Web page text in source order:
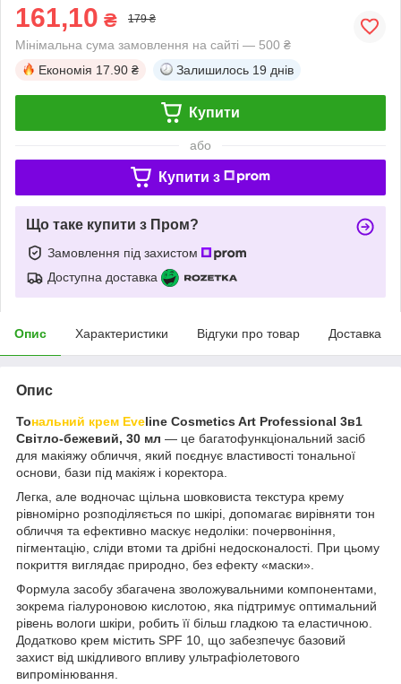
161,10 ₴ 179 ₴
Мінімальна сума замовлення на сайті — 500 ₴
Економія 17.90 ₴ Залишилось 19 днів
Купити
або
Купити з
Що таке купити з Пром?
Замовлення під захистом
Доступна доставка
Опис Характеристики Відгуки про товар Доставка
Опис
Тональний крем Eveline Cosmetics Art Professional 3в1
Світло-бежевий, 30 мл — це багатофункціональний засіб
для макіяжу обличчя, який поєднує властивості тональної
основи, бази під макіяж і коректора.
Легка, але водночас щільна шовковиста текстура крему
рівномірно розподіляється по шкірі, допомагає вирівняти тон
обличчя та ефективно маскує недоліки: почервоніння,
пігментацію, сліди втоми та дрібні недосконалості. При цьому
покриття виглядає природно, без ефекту «маски».
Формула засобу збагачена зволожувальними компонентами,
зокрема гіалуроновою кислотою, яка підтримує оптимальний
рівень вологи шкіри, робить її більш гладкою та еластичною.
Додатково крем містить SPF 10, що забезпечує базовий
захист від шкідливого впливу ультрафіолетового
випромінювання.